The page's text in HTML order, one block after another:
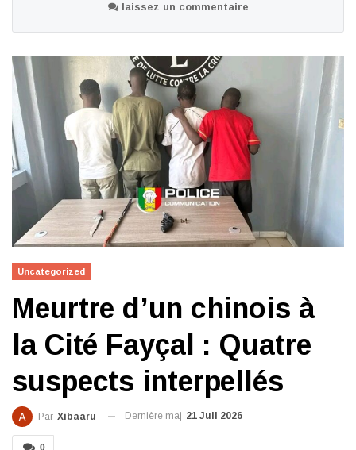
laissez un commentaire
Uncategorized
Meurtre d’un chinois à
la Cité Fayçal : Quatre
suspects interpellés
Par Xibaaru Dernière maj 21 Juil 2026
0